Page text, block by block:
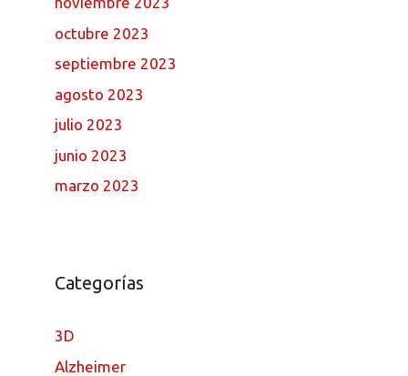
octubre 2023
septiembre 2023
agosto 2023
julio 2023
junio 2023
marzo 2023
Categorías
3D
Alzheimer